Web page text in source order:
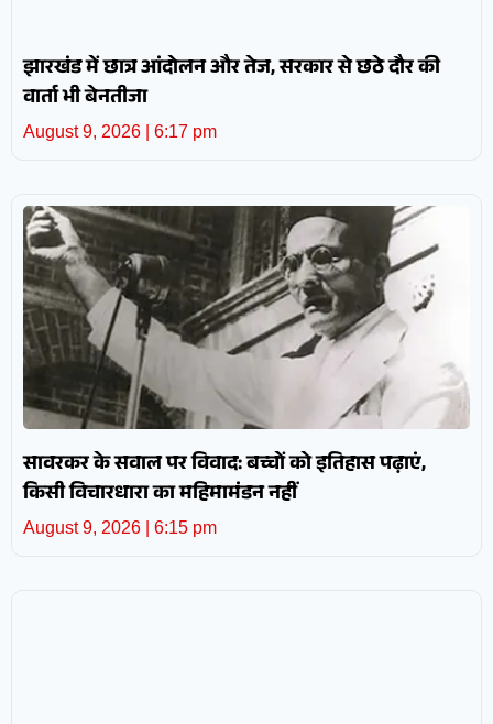
झारखंड में छात्र आंदोलन और तेज, सरकार से छठे दौर की
वार्ता भी बेनतीजा
August 9, 2026 6:17 pm
सावरकर के सवाल पर विवाद: बच्चों को इतिहास पढ़ाएं,
किसी विचारधारा का महिमामंडन नहीं
August 9, 2026 6:15 pm